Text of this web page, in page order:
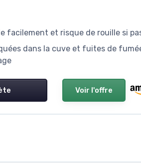
facilement et risque de rouille si
dans la cuve et fuites de
Voir l'offre